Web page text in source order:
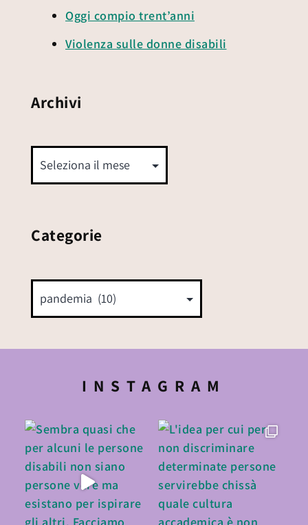
Oggi compio trent’anni
Violenza sulle donne disabili
Archivi
Categorie
INSTAGRAM